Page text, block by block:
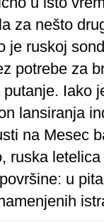
za nešto
je ruskoj
potrebe za
Iako
lansiranja
na Mesec
ruska
u